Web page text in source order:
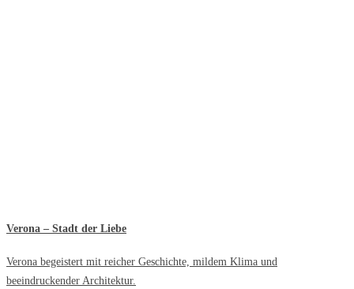
Verona – Stadt der Liebe
Verona begeistert mit reicher Geschichte, mildem Klima und
beeindruckender Architektur.